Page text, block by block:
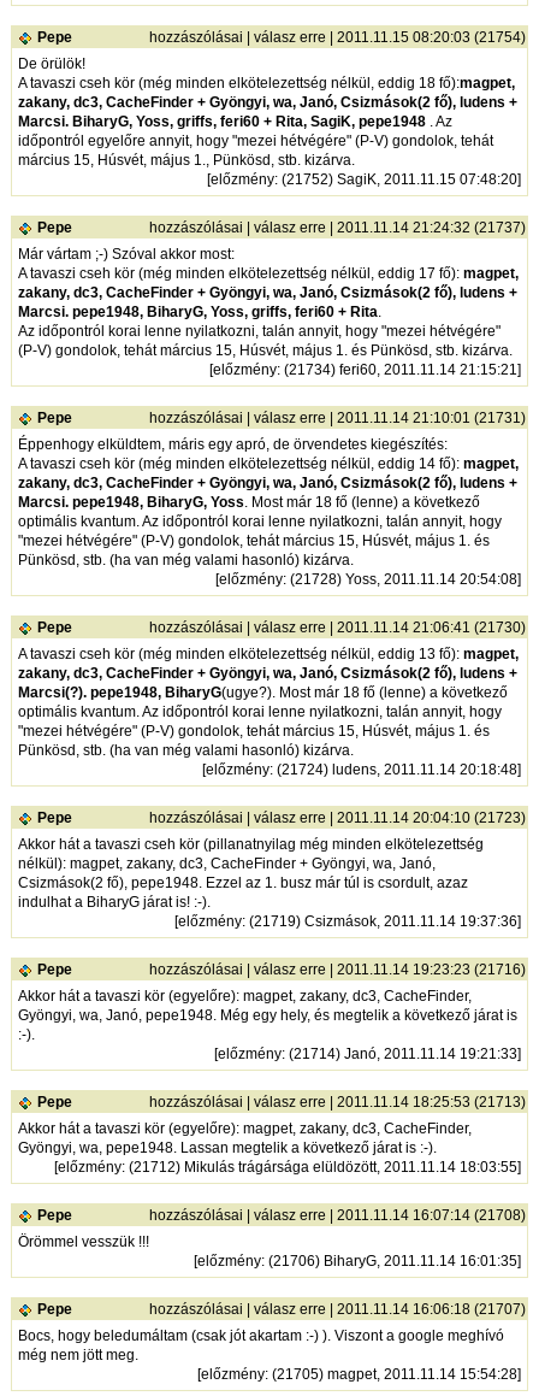
Pepe hozzászólásai |válasz erre | 2011.11.15 08:20:03 (21754)
De örülök!
A tavaszi cseh kör (még minden elkötelezettség nélkül, eddig 18 fő):magpet,
zakany, dc3, CacheFinder + Gyöngyi, wa, Janó, Csizmások(2 fő), ludens +
Marcsi. BiharyG, Yoss, griffs, feri60 + Rita, SagiK, pepe1948 . Az
időpontról egyelőre annyit, hogy "mezei hétvégére" (P-V) gondolok, tehát
március 15, Húsvét, május 1., Pünkösd, stb. kizárva.
[előzmény: (21752) SagiK, 2011.11.15 07:48:20]
Pepe hozzászólásai |válasz erre | 2011.11.14 21:24:32 (21737)
Már vártam ;-) Szóval akkor most:
A tavaszi cseh kör (még minden elkötelezettség nélkül, eddig 17 fő):magpet,
zakany, dc3, CacheFinder + Gyöngyi, wa, Janó, Csizmások(2 fő), ludens +
Marcsi. pepe1948, BiharyG, Yoss, griffs, feri60 + Rita.
Az időpontról korai lenne nyilatkozni, talán annyit, hogy "mezei hétvégére"
(P-V) gondolok, tehát március 15, Húsvét, május 1. és Pünkösd, stb. kizárva.
[előzmény: (21734) feri60, 2011.11.14 21:15:21]
Pepe hozzászólásai |válasz erre | 2011.11.14 21:10:01 (21731)
Éppenhogy elküldtem, máris egy apró, de örvendetes kiegészítés:
A tavaszi cseh kör (még minden elkötelezettség nélkül, eddig 14 fő):magpet,
zakany, dc3, CacheFinder + Gyöngyi, wa, Janó, Csizmások(2 fő), ludens +
Marcsi. pepe1948, BiharyG, Yoss. Most már 18 fő (lenne) a következő
optimális kvantum. Az időpontról korai lenne nyilatkozni, talán annyit, hogy
"mezei hétvégére" (P-V) gondolok, tehát március 15, Húsvét, május 1. és
Pünkösd, stb. (ha van még valami hasonló) kizárva.
[előzmény: (21728) Yoss, 2011.11.14 20:54:08]
Pepe hozzászólásai |válasz erre | 2011.11.14 21:06:41 (21730)
A tavaszi cseh kör (még minden elkötelezettség nélkül, eddig 13 fő):magpet,
zakany, dc3, CacheFinder + Gyöngyi, wa, Janó, Csizmások(2 fő), ludens +
Marcsi(?). pepe1948, BiharyG(ugye?). Most már 18 fő (lenne) a következő
optimális kvantum. Az időpontról korai lenne nyilatkozni, talán annyit, hogy
"mezei hétvégére" (P-V) gondolok, tehát március 15, Húsvét, május 1. és
Pünkösd, stb. (ha van még valami hasonló) kizárva.
[előzmény: (21724) ludens, 2011.11.14 20:18:48]
Pepe hozzászólásai |válasz erre | 2011.11.14 20:04:10 (21723)
Akkor hát a tavaszi cseh kör (pillanatnyilag még minden elkötelezettség
nélkül): magpet, zakany, dc3, CacheFinder + Gyöngyi, wa, Janó,
Csizmások(2 fő), pepe1948. Ezzel az 1. busz már túl is csordult, azaz
indulhat a BiharyG járat is! :-).
[előzmény: (21719) Csizmások, 2011.11.14 19:37:36]
Pepe hozzászólásai |válasz erre | 2011.11.14 19:23:23 (21716)
Akkor hát a tavaszi kör (egyelőre): magpet, zakany, dc3, CacheFinder,
Gyöngyi, wa, Janó, pepe1948. Még egy hely, és megtelik a következő járat is
:-).
[előzmény: (21714) Janó, 2011.11.14 19:21:33]
Pepe hozzászólásai |válasz erre | 2011.11.14 18:25:53 (21713)
Akkor hát a tavaszi kör (egyelőre): magpet, zakany, dc3, CacheFinder,
Gyöngyi, wa, pepe1948. Lassan megtelik a következő járat is :-).
[előzmény: (21712) Mikulás trágársága elüldözött, 2011.11.14 18:03:55]
Pepe hozzászólásai |válasz erre | 2011.11.14 16:07:14 (21708)
Örömmel vesszük !!!
[előzmény: (21706) BiharyG, 2011.11.14 16:01:35]
Pepe hozzászólásai |válasz erre | 2011.11.14 16:06:18 (21707)
Bocs, hogy beledumáltam (csak jót akartam :-) ). Viszont a google meghívó
még nem jött meg.
[előzmény: (21705) magpet, 2011.11.14 15:54:28]